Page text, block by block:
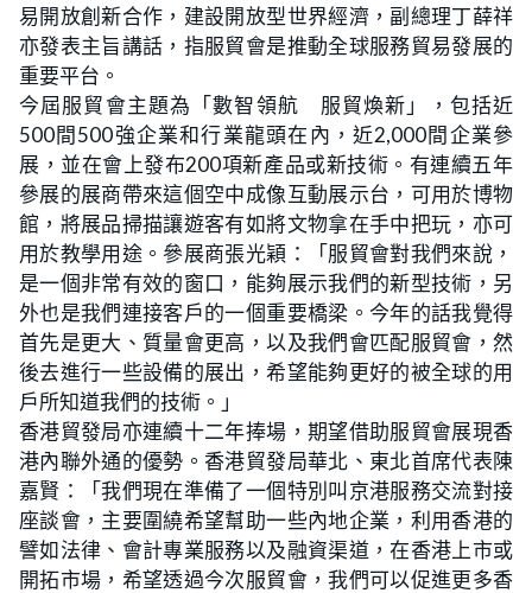
易開放創新合作，建設開放型世界經濟，副總理丁薛祥
亦發表主旨講話，指服貿會是推動全球服務貿易發展的
重要平台。
今屆服貿會主題為「數智領航 服貿煥新」，包括近
500間500強企業和行業龍頭在內，近2,000間企業參
展，並在會上發布200項新產品或新技術。有連續五年
參展的展商帶來這個空中成像互動展示台，可用於博物
館，將展品掃描讓遊客有如將文物拿在手中把玩，亦可
用於教學用途。參展商張光穎：「服貿會對我們來說，
是一個非常有效的窗口，能夠展示我們的新型技術，另
外也是我們連接客戶的一個重要橋梁。今年的話我覺得
首先是更大、質量會更高，以及我們會匹配服貿會，然
後去進行一些設備的展出，希望能夠更好的被全球的用
戶所知道我們的技術。」
香港貿發局亦連續十二年捧場，期望借助服貿會展現香
港內聯外通的優勢。香港貿發局華北、東北首席代表陳
嘉賢：「我們現在準備了一個特別叫京港服務交流對接
座談會，主要圍繞希望幫助一些內地企業，利用香港的
譬如法律、會計專業服務以及融資渠道，在香港上市或
開拓市場，希望透過今次服貿會，我們可以促進更多香